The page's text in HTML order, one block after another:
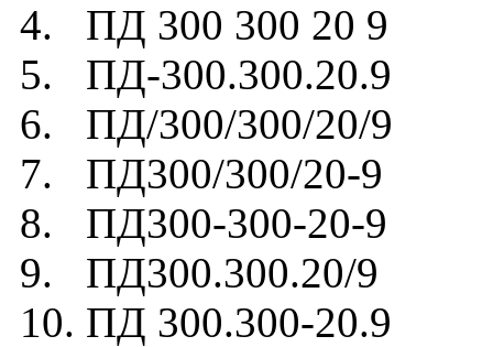
4. ПД 300 300 20 9
5. ПД-300.300.20.9
6. ПД/300/300/20/9
7. ПД300/300/20-9
8. ПД300-300-20-9
9. ПД300.300.20/9
10. ПД 300.300-20.9